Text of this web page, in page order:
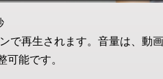
で再生されます。音量は、動
可能です。